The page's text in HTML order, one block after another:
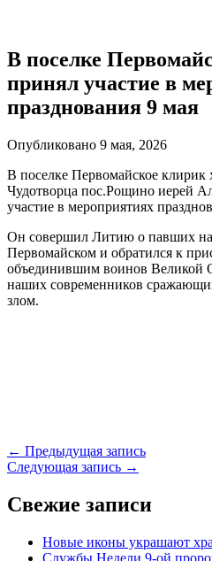
to
content
В поселке
принял участие в
празднования 9 мая
Опубликовано 9 мая, 2026
В поселке Первомайское клирик
Чудотворца пос.Рощино иерей
участие в мероприятиях
Он совершил Литию о павших на
Первомайском и обратился к
объединившим воинов Великой
наших современников
злом.
Навигация
по
записям
← Предыдущая запись
Следующая запись →
Свежие записи
Новые иконы украшают
Службы Недели 9-ой